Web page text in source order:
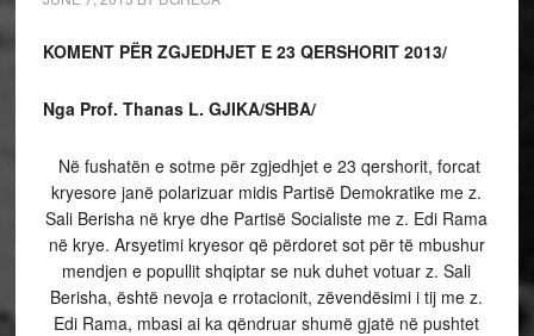
KOMENT PËR ZGJEDHJET E 23 QERSHORIT 2013/
Nga Prof. Thanas L. GJIKA/SHBA/
Në fushatën e sotme për zgjedhjet e 23 qershorit, forcat
kryesore janë polarizuar midis Partisë Demokratike me z.
Sali Berisha në krye dhe Partisë Socialiste me z. Edi Rama
në krye. Arsyetimi kryesor që përdoret sot për të mbushur
mendjen e popullit shqiptar se nuk duhet votuar z. Sali
Berisha, është nevoja e rrotacionit, zëvendësimi i tij me z.
Edi Rama, mbasi ai ka qëndruar shumë gjatë në pushtet